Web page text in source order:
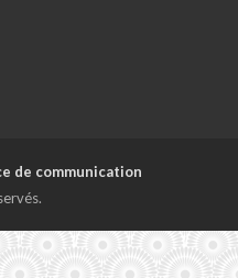
de communication